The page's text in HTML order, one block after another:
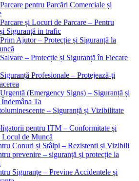
pentru Parcări Comerciale și
și Locuri de Parcare – Pentru
Siguranță in trafic
Ajutor – Protecție și Siguranță la
– Protecție și Siguranță în Fiecare
Profesionale – Protejează-ți
(Emergency Signs) – Siguranță și
Ta
– Siguranță și Vizibilitate
pentru ITM – Conformitate și
Locul de Muncă
Conuri și Stâlpi – Rezistenti și Vizibili
prevenire – siguranță și protecție la
Siguranțe – Previne Accidentele și